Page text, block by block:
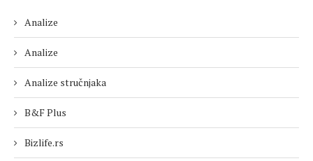
Analize
Analize
Analize stručnjaka
B&F Plus
Bizlife.rs